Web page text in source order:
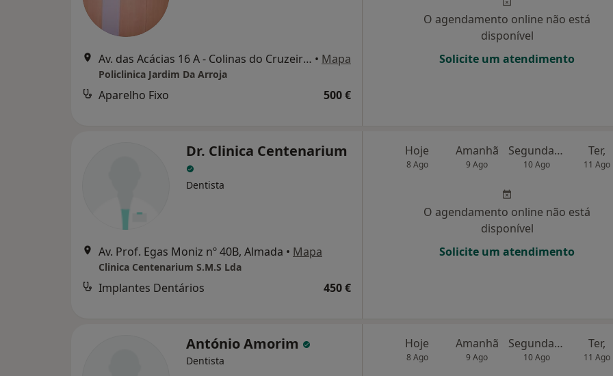
Av. das Acácias 16 A - Colinas do Cruzeiro, Odivelas • Mapa
Policlinica Jardim Da Arroja
Aparelho Fixo 500 €
O agendamento online não está
disponível
Solicite um atendimento
Dr. Clinica Centenarium
Dentista
Av. Prof. Egas Moniz nº 40B, Almada • Mapa
Clinica Centenarium S.M.S Lda
Implantes Dentários 450 €
Hoje
8 Ago
Amanhã
9 Ago
Segunda-feira
10 Ago
Ter,
11 Ago
O agendamento online não está
disponível
Solicite um atendimento
António Amorim
Dentista
Hoje
8 Ago
Amanhã
9 Ago
Segunda-feira
10 Ago
Ter,
11 Ago